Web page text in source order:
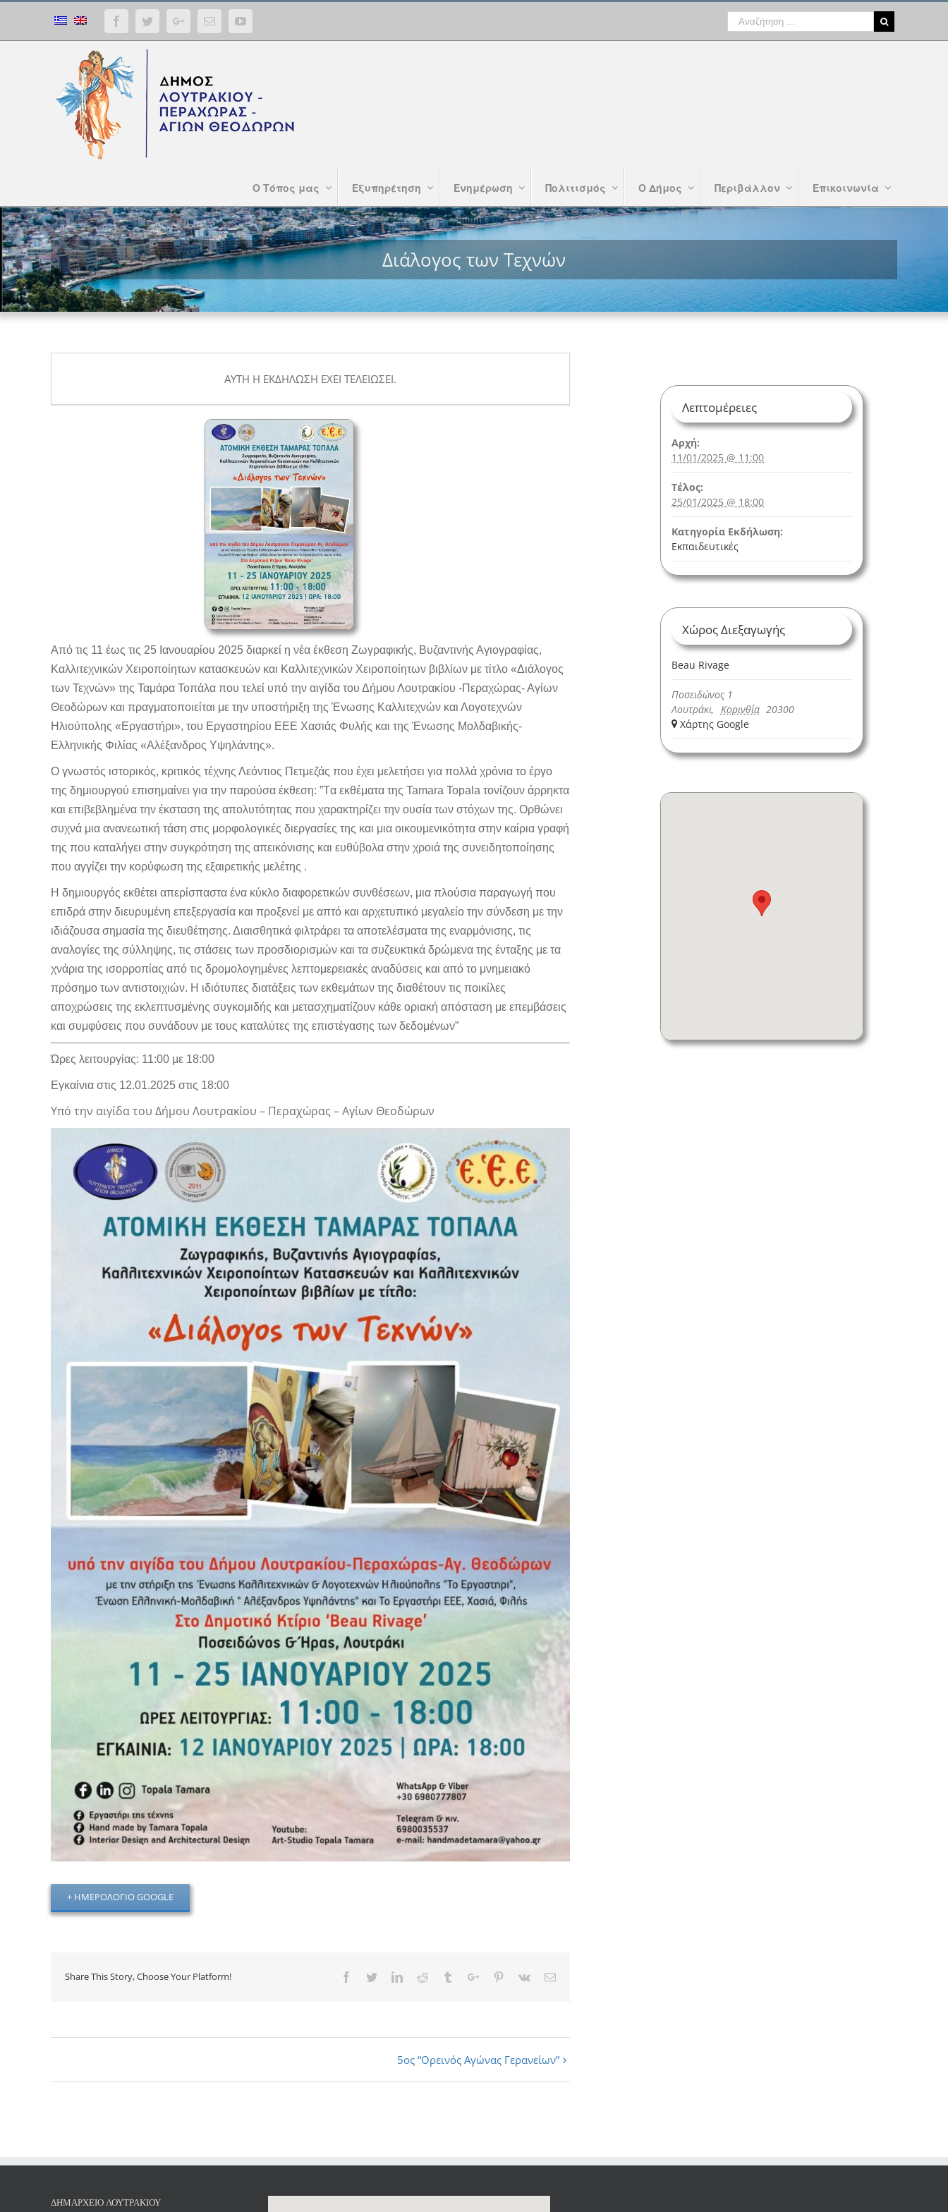
FacebookTwitterGoogle+Email YouTube
Ο Τόπος μας Εξυπηρέτηση Ενημέρωση Πολιτισμός Ο Δήμος Περιβάλλον Επικοινωνία
Διάλογος των Τεχνών
ΑΥΤΉ Η ΕΚΔΉΛΩΣΗ ΈΧΕΙ ΤΕΛΕΙΏΣΕΙ.
Από τις 11 έως τις 25 Ιανουαρίου 2025 διαρκεί η νέα έκθεση Ζωγραφικής, Βυζαντινής Αγιογραφίας,
Καλλιτεχνικών Χειροποίητων κατασκευών και Καλλιτεχνικών Χειροποίητων βιβλίων με τίτλο «Διάλογος
των Τεχνών» της Ταμάρα Τοπάλα που τελεί υπό την αιγίδα του Δήμου Λουτρακίου -Περαχώρας- Αγίων
Θεοδώρων και πραγματοποιείται με την υποστήριξη της Ένωσης Καλλιτεχνών και Λογοτεχνών
Ηλιούπολης «Εργαστήρι», του Εργαστηρίου ΕΕΕ Χασιάς Φυλής και της Ένωσης Μολδαβικής-
Ελληνικής Φιλίας «Αλέξανδρος Υψηλάντης».
Ο γνωστός ιστορικός, κριτικός τέχνης Λεόντιος Πετμεζάς που έχει μελετήσει για πολλά χρόνια το έργο
της δημιουργού επισημαίνει για την παρούσα έκθεση: ”Tα εκθέματα της Tamara Topala τονίζουν άρρηκτα
και επιβεβλημένα την έκσταση της απολυτότητας που χαρακτηρίζει την ουσία των στόχων της. Ορθώνει
συχνά μια ανανεωτική τάση στις μορφολογικές διεργασίες της και μια οικουμενικότητα στην καίρια γραφή
της που καταλήγει στην συγκρότηση της απεικόνισης και ευθύβολα στην χροιά της συνειδητοποίησης
που αγγίζει την κορύφωση της εξαιρετικής μελέτης .
Η δημιουργός εκθέτει απερίσπαστα ένα κύκλο διαφορετικών συνθέσεων, μια πλούσια παραγωγή που
επιδρά στην διευρυμένη επεξεργασία και προξενεί με απτό και αρχετυπικό μεγαλείο την σύνδεση με την
ιδιάζουσα σημασία της διευθέτησης. Διαισθητικά φιλτράρει τα αποτελέσματα της εναρμόνισης, τις
αναλογίες της σύλληψης, τις στάσεις των προσδιορισμών και τα συζευκτικά δρώμενα της ένταξης με τα
χνάρια της ισορροπίας από τις δρομολογημένες λεπτομερειακές αναδύσεις και από το μνημειακό
πρόσημο των αντιστοιχιών. Η ιδιότυπες διατάξεις των εκθεμάτων της διαθέτουν τις ποικίλες
αποχρώσεις της εκλεπτυσμένης συγκομιδής και μετασχηματίζουν κάθε οριακή απόσταση με επεμβάσεις
και συμφύσεις που συνάδουν με τους καταλύτες της επιστέγασης των δεδομένων”
Ώρες λειτουργίας: 11:00 με 18:00
Εγκαίνια στις 12.01.2025 στις 18:00
Υπό την αιγίδα του Δήμου Λουτρακίου – Περαχώρας – Αγίων Θεοδώρων
+ ΗΜΕΡΟΛΌΓΙΟ GOOGLE
Share This Story, Choose Your Platform! Facebook
TwitterLinkedinReddit TumblrGoogle+Pinterest
Vk Email
5ος “Ορεινός Αγώνας Γερανείων”
Λεπτομέρειες
Αρχή:
11/01/2025 @ 11:00
Τέλος:
25/01/2025 @ 18:00
Κατηγορία Εκδήλωση:
Εκπαιδευτικές
Χώρος Διεξαγωγής
Beau Rivage
Ποσειδώνος 1
Λουτράκι, Κορινθία 20300
+ Χάρτης Google
ΔΗΜΑΡΧΕΊΟ ΛΟΥΤΡΑΚΊΟΥ